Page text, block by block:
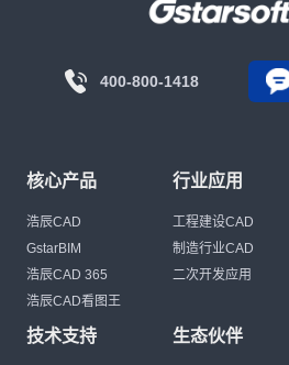
400-800-1418
核心产品
浩辰CAD
GstarBIM
浩辰CAD 365
浩辰CAD看图王
行业应用
工程建设CAD
制造行业CAD
二次开发应用
技术支持 生态伙伴